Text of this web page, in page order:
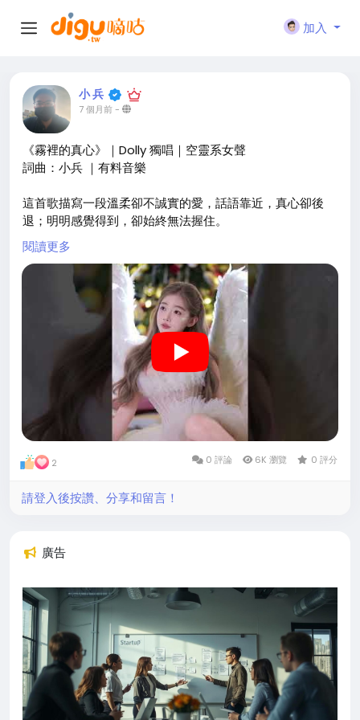
加入
小 兵
7 個月前-
《霧裡的真心》｜Dolly 獨唱｜空靈系女聲
詞曲：小兵 ｜有料音樂
這首歌描寫一段溫柔卻不誠實的愛，話語靠近，真心卻後
退；明明感覺得到，卻始終無法握住。
這是一首在沉默中醒來的歌，唱給那些看懂卻仍選擇溫柔的
人。
#霧裡的真心#沉默的愛#不敢說的真心
https://youtu.be/UwwuRHxMaUE
閱讀更多
2 0 評論 6K 瀏覽 0 評分
請登入後按讚、分享和留言！
廣告